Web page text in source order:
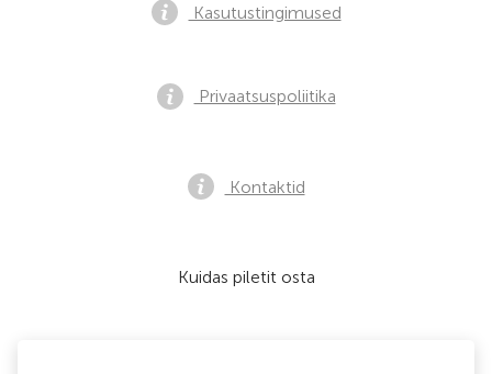
Kasutustingimused
Privaatsuspoliitika
Kontaktid
Kuidas piletit osta